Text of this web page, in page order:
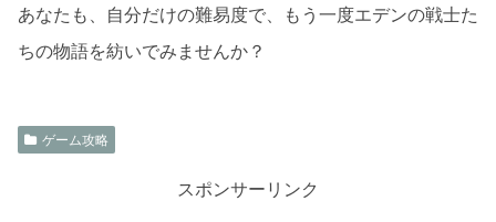
あなたも、自分だけの難易度で、もう一度エデンの戦士た
ちの物語を紡いでみませんか？
ゲーム攻略
スポンサーリンク